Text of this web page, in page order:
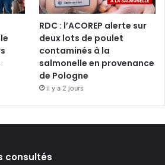
RDC : l’ACOREP alerte sur
deux lots de poulet
contaminés à la
salmonelle en provenance
de Pologne
il y a 2 jours
consultés